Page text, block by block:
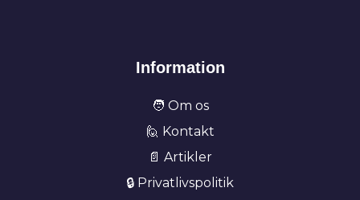
Information
🧑 Om os
🙋 Kontakt
📄 Artikler
🔒 Privatlivspolitik